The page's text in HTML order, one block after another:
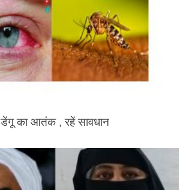
का आतंक , रहें सावधान